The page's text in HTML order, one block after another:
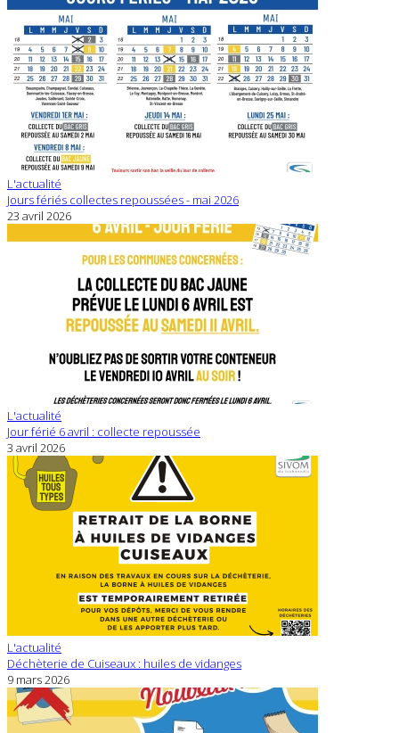
L'actualité
Jours fériés collectes repoussées - mai 2026
23 avril 2026
L'actualité
Jour férié 6 avril : collecte repoussée
3 avril 2026
L'actualité
Déchèterie de Cuiseaux : huiles de vidanges
9 mars 2026